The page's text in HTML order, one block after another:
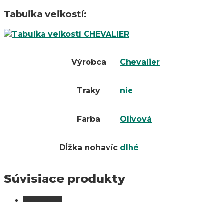
Tabuľka veľkostí:
Výrobca Chevalier
Traky nie
Farba Olivová
Dĺžka nohavíc dlhé
Súvisiace produkty